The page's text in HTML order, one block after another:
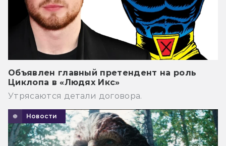
Объявлен главный претендент на роль
Циклопа в «Людях Икс»
Утрясаются детали договора.
Новости